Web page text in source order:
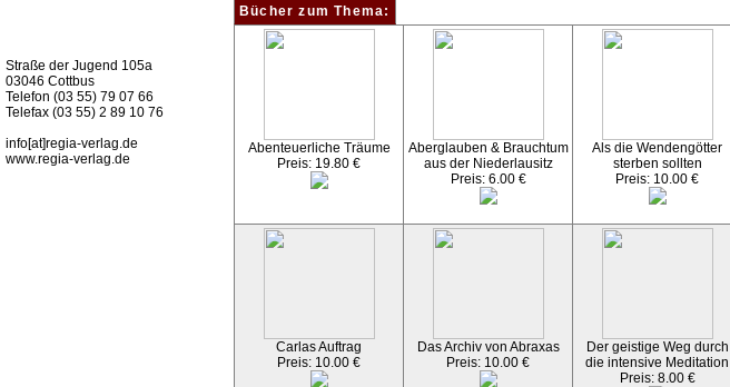
Straße der Jugend 105a
03046 Cottbus
Telefon (03 55) 79 07 66
Telefax (03 55) 2 89 10 76
info[at]regia-verlag.de
www.regia-verlag.de
Bücher zum Thema:
Abenteuerliche Träume
Preis: 19.80 €
Aberglauben & Brauchtum
aus der Niederlausitz
Preis: 6.00 €
Als die Wendengötter
sterben sollten
Preis: 10.00 €
Carlas Auftrag
Preis: 10.00 €
Das Archiv von Abraxas
Preis: 10.00 €
Der geistige Weg durch
die intensive Meditation
Preis: 8.00 €